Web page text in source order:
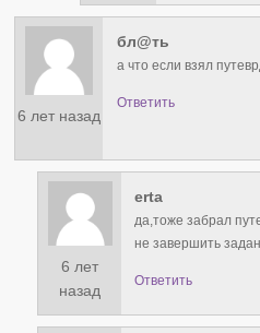
6 лет назад
бл@ть
а что если взял
Ответить
6 лет
назад
erta
да,тоже забрал
не завершить
Ответить